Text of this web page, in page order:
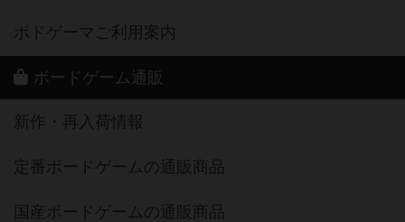
ボドゲーマご利用案内
ボードゲーム通販
新作・再入荷情報
定番ボードゲームの通販商品
国産ボードゲームの通販商品